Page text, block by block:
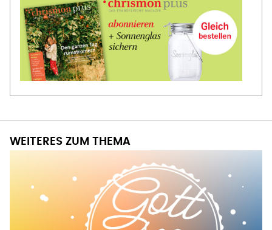
WEITERES ZUM THEMA